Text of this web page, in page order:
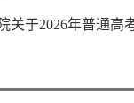
关于2026年普通高